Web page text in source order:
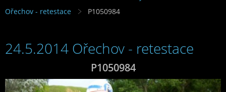
Ořechov - retestace
P1050984
24.5.2014 Ořechov - retestace
P1050984